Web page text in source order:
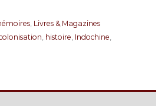
, Livres & Magazines
, histoire, Indochine,